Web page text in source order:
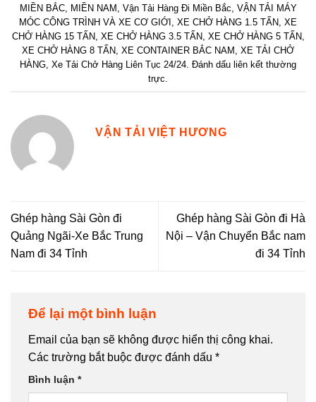
MIỀN BẮC, MIỀN NAM Vận Tải Hàng Đi Miền Bắc VẬN TẢI MÁY
MÓC CÔNG TRÌNH VÀ XE CƠ GIỚI XE CHỞ HÀNG 1.5 TẤN XE
CHỞ HÀNG 15 TẤN, XE CHỞ HÀNG 3.5 TẤN, XE CHỞ HÀNG 5 TẤN,
XE CHỞ HÀNG 8 TẤN XE CONTAINER BẮC NAM XE TẢI CHỞ
HÀNG Xe Tải Chở Hàng Liên Tục 24/24 . Đánh dấu liên kết thường
trực
VẬN TẢI VIỆT HƯƠNG
Ghép hàng Sài Gòn đi
Quảng Ngãi-Xe Bắc Trung
Nam đi 34 Tỉnh
Ghép hàng Sài Gòn đi Hà
Nội – Vận Chuyển Bắc nam
đi 34 Tỉnh
Để lại một bình luận
Email của bạn sẽ không được hiển thị công khai.
Các trường bắt buộc được đánh dấu *
Bình luận *